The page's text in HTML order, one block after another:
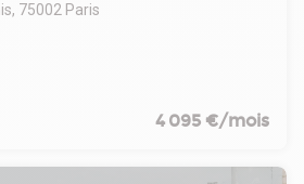
75002 Paris
dans un immeuble en pierre de
L'OFFRE :
4 095 €/mois